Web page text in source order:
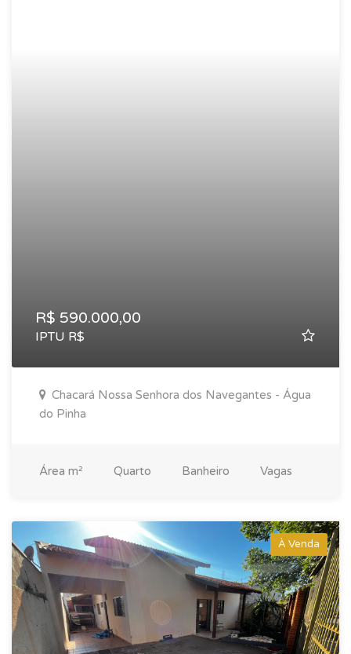
R$ 590.000,00
IPTU R$
Chacará Nossa Senhora dos Navegantes - Água
do Pinha
Área m² Quarto Banheiro Vagas
À Venda